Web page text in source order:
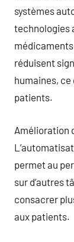
systèmes
technologies
réduisent
humaines,
patients.
Amélioration
permet au
sur d’autres
consacrer
aux patients.